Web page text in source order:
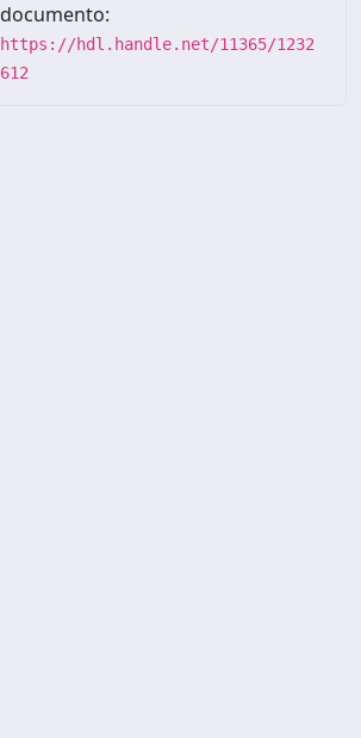
documento:
https://hdl.handle.net/11365/1232
612